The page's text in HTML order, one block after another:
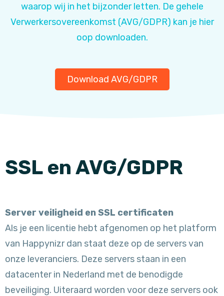
waarop wij in het bijzonder letten. De gehele
Verwerkersovereenkomst (AVG/GDPR) kan je hier
oop downloaden.
Download AVG/GDPR
SSL en AVG/GDPR
Server veiligheid en SSL certificaten
Als je een licentie hebt afgenomen op het platform
van Happynizr dan staat deze op de servers van
onze leveranciers. Deze servers staan in een
datacenter in Nederland met de benodigde
beveiliging. Uiteraard worden voor deze servers ook